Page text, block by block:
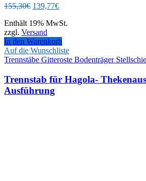
155,30€ Ursprünglicher
war:
155,30€
139,77€Aktueller
ist:
Enthält 19% MwSt.
zzgl. Versand
In den Warenkorb
Auf die Wunschliste
Trennstäbe Gitteroste Bodenträger
Trennstab für Hagola-
Ausführung